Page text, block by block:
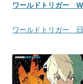
ワールドトリガー
ワールドトリガー